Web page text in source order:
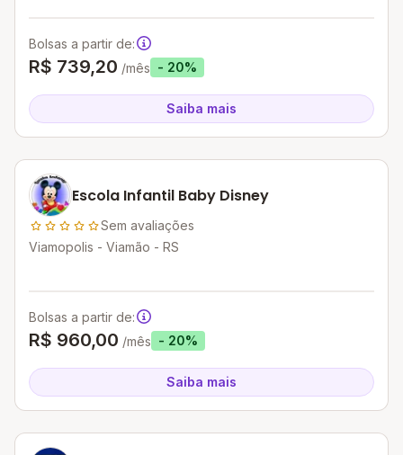
Bolsas a partir de:
R$ 739,20 /mês - 20%
Saiba mais
Escola Infantil Baby Disney
Sem avaliações
Viamopolis - Viamão - RS
Bolsas a partir de:
R$ 960,00 /mês - 20%
Saiba mais